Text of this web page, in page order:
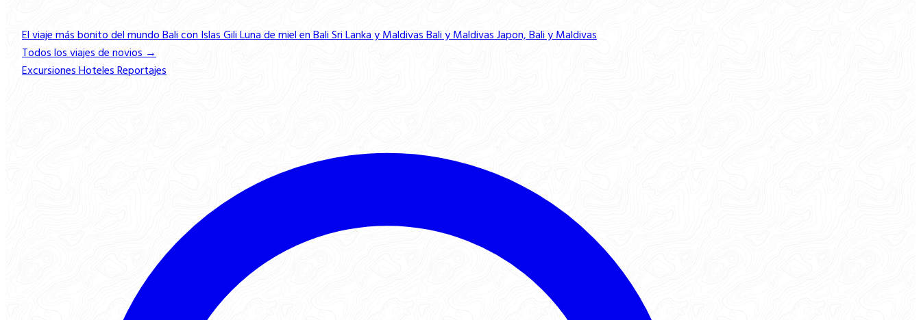
El viaje más bonito del mundoBali con Islas GiliLuna de miel en BaliSri Lanka y MaldivasBali y MaldivasJapon, Bali y Maldivas
Todos los viajes de novios →
ExcursionesHotelesReportajes